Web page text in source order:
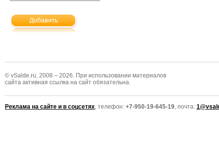
© vSalde.ru, 2008 – 2026. При использовании материалов
сайта активная ссылка на сайт обязательна.
Реклама на сайте и в соцсетях, телефон: +7-950-19-645-19, почта: